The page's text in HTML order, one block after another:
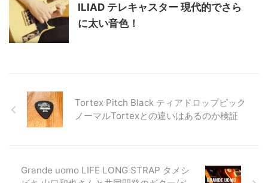
ILIAD テレキャスター 現代的でさら
に太い音色！
Tortex Pitch Black ティアドロップピック
ノーマルTortexとの違いはあるのか検証
Grande uomo LIFE LONG STRAP タメシ